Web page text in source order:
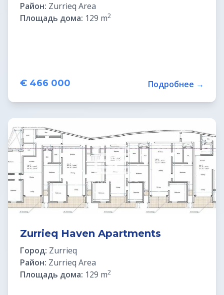
Район: Zurrieq Area
Площадь дома: 129 m2
€ 466 000 Подробнее →
Zurrieq Haven Apartments
Город: Zurrieq
Район: Zurrieq Area
Площадь дома: 129 m2